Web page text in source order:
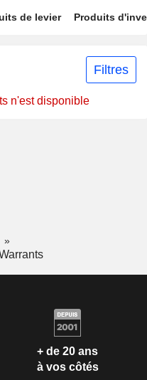
de levier Produits
Filtres
n'est disponible
+ de 20 ans
à vos côtés